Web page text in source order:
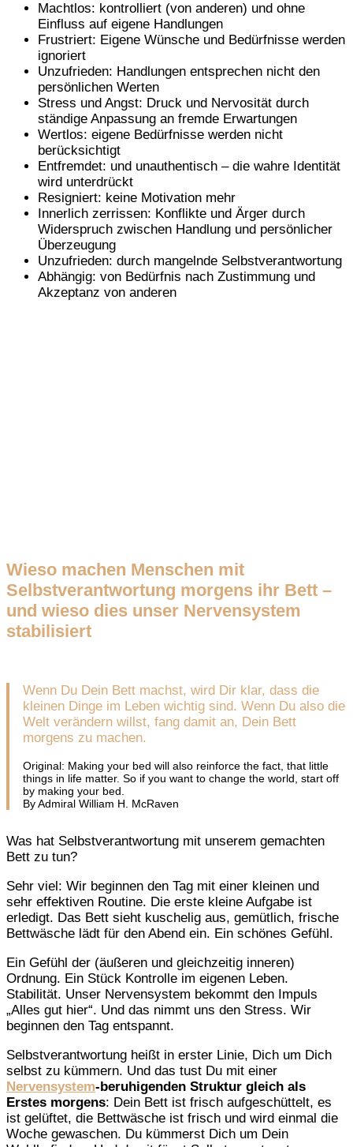
Machtlos: kontrolliert (von anderen) und ohne
Einfluss auf eigene Handlungen
Frustriert: Eigene Wünsche und Bedürfnisse werden
ignoriert
Unzufrieden: Handlungen entsprechen nicht den
persönlichen Werten
Stress und Angst: Druck und Nervosität durch
ständige Anpassung an fremde Erwartungen
Wertlos: eigene Bedürfnisse werden nicht
berücksichtigt
Entfremdet: und unauthentisch – die wahre Identität
wird unterdrückt
Resigniert: keine Motivation mehr
Innerlich zerrissen: Konflikte und Ärger durch
Widerspruch zwischen Handlung und persönlicher
Überzeugung
Unzufrieden: durch mangelnde Selbstverantwortung
Abhängig: von Bedürfnis nach Zustimmung und
Akzeptanz von anderen
Wieso machen Menschen mit
Selbstverantwortung morgens ihr Bett –
und wieso dies unser Nervensystem
stabilisiert
Wenn Du Dein Bett machst, wird Dir klar, dass die
kleinen Dinge im Leben wichtig sind. Wenn Du also die
Welt verändern willst, fang damit an, Dein Bett
morgens zu machen.
Original: Making your bed will also reinforce the fact, that little
things in life matter. So if you want to change the world, start off
by making your bed.
By Admiral William H. McRaven
Was hat Selbstverantwortung mit unserem gemachten
Bett zu tun?
Sehr viel: Wir beginnen den Tag mit einer kleinen und
sehr effektiven Routine. Die erste kleine Aufgabe ist
erledigt. Das Bett sieht kuschelig aus, gemütlich, frische
Bettwäsche lädt für den Abend ein. Ein schönes Gefühl.
Ein Gefühl der (äußeren und gleichzeitig inneren)
Ordnung. Ein Stück Kontrolle im eigenen Leben.
Stabilität. Unser Nervensystem bekommt den Impuls
„Alles gut hier“. Und das nimmt uns den Stress. Wir
beginnen den Tag entspannt.
Selbstverantwortung heißt in erster Linie, Dich um Dich
selbst zu kümmern. Und das tust Du mit einer
Nervensystem-beruhigenden Struktur gleich als
Erstes morgens: Dein Bett ist frisch aufgeschüttelt, es
ist gelüftet, die Bettwäsche ist frisch und wird einmal die
Woche gewaschen. Du kümmerst Dich um Dein